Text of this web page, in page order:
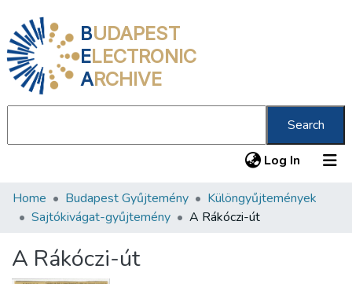
BUDAPEST
ELECTRONIC
ARCHIVE
Search
Log In (current)
Communities & Collections
Statistics
Home Budapest Gyűjtemény
Különgyűjtemények
Sajtókivágat-gyűjtemény
A Rákóczi-út
A Rákóczi-út